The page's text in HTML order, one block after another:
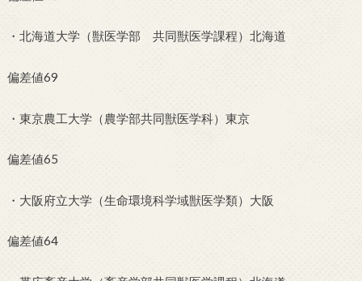
・北海道大学（獣医学部 共同獣医学課程）北海道
偏差値69
・東京農工大学（農学部共同獣医学科）東京
偏差値65
・大阪府立大学（生命環境科学域獣医学類）大阪
偏差値64